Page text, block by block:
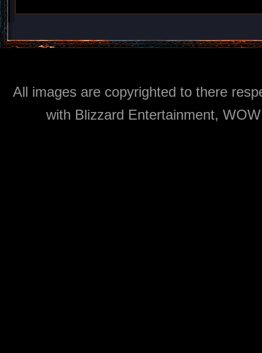
All images are copyrighted to there
with Blizzard Entertainment,